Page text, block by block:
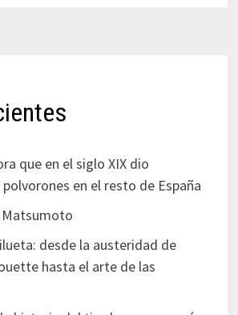
que en el siglo XIX dio
en el resto de España
Matsumoto
desde la austeridad de
hasta el arte de las